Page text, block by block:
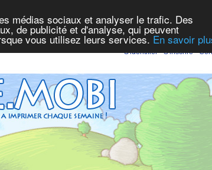
médias sociaux et analyser le trafic. Des
de publicité et d'analyse, qui peuvent
vous utilisez leurs services. En savoir
S'identifier -S'inscrire -